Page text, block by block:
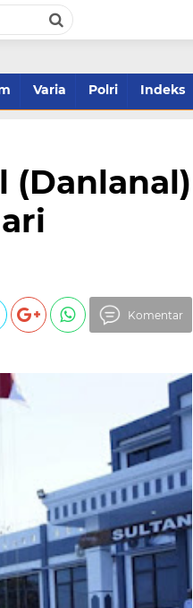
Varia Polri Indeks
(Danlanal)
Komentar